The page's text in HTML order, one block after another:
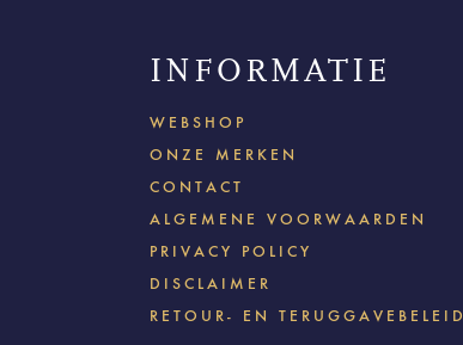
INFORMATIE
WEBSHOP
ONZE MERKEN
CONTACT
ALGEMENE VOORWAARDEN
PRIVACY POLICY
DISCLAIMER
RETOUR- EN TERUGGAVEBELEID